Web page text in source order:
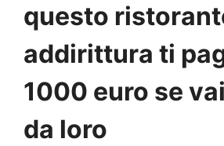
questo
addirittura ti
1000 euro se
da loro